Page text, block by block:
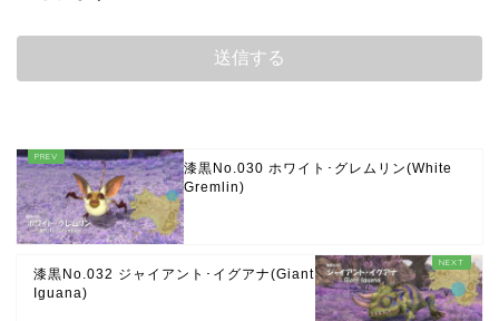
漆黒No.030 ホワイト･グレムリン(White
Gremlin)
漆黒No.032 ジャイアント･イグアナ(Giant
Iguana)